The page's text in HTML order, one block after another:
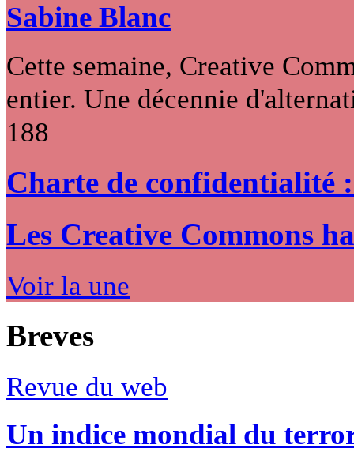
Sabine Blanc
Cette semaine, Creative
entier. Une décennie
188
Charte de confidentialité
Les Creative Commons
Voir la une
Breves
Revue du web
Un indice mondial du